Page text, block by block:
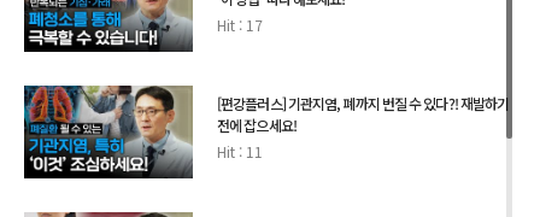
Hit : 17
[편강플러스] 기관지염, 폐까지 번질 수 있다?! 재발하기
전에 잡으세요!
Hit : 11